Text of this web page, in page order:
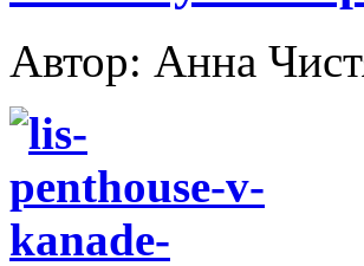
Автор: Анна